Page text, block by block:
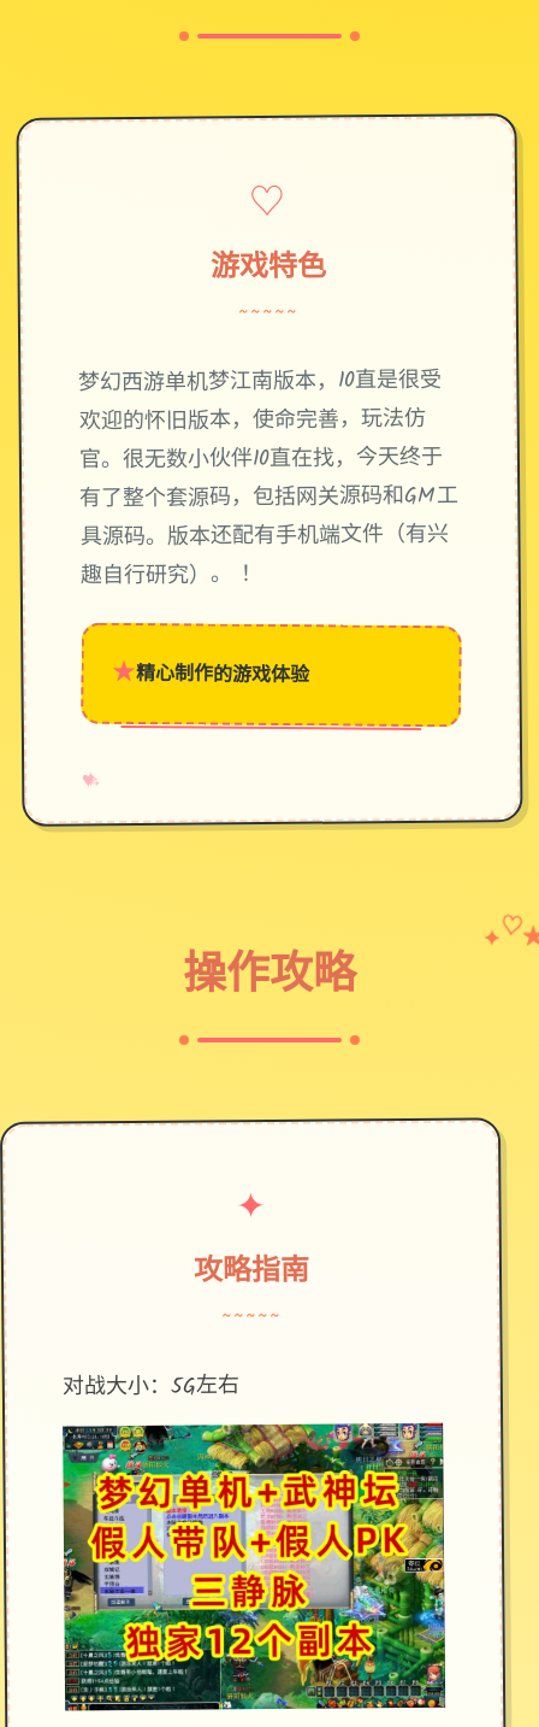
♡
游戏特色
~~~~~
梦幻西游单机梦江南版本，10直是很受
欢迎的怀旧版本，使命完善，玩法仿
官。很无数小伙伴10直在找，今天终于
有了整个套源码，包括网关源码和GM工
具源码。版本还配有手机端文件（有兴
趣自行研究）。 ！
★精心制作的游戏体验
♥
✧
→
操作攻略
✦ ♡
✦
攻略指南
~~~~~
对战大小：5G左右